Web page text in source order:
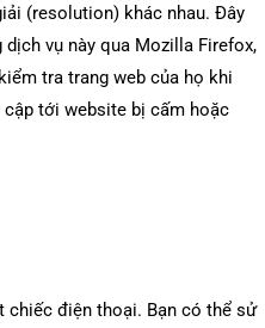
(resolution) khác nhau. Đây
vụ này qua Mozilla Firefox,
tra trang web của họ khi
cập tới website bị cấm hoặc
chiếc điện thoại. Bạn có thể sử